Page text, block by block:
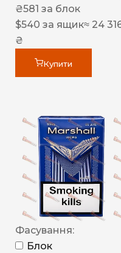
₴581 за блок
$540 за ящик≈ 24
₴
Купити
Фасування:
Блок